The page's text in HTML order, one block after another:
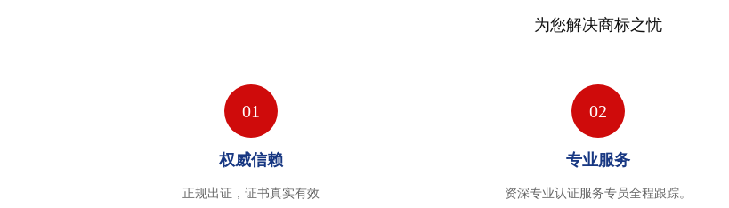
为您解决商标之忧
01
权威信赖
正规出证，证书真实有效
02
专业服务
资深专业认证服务专员全程跟踪。